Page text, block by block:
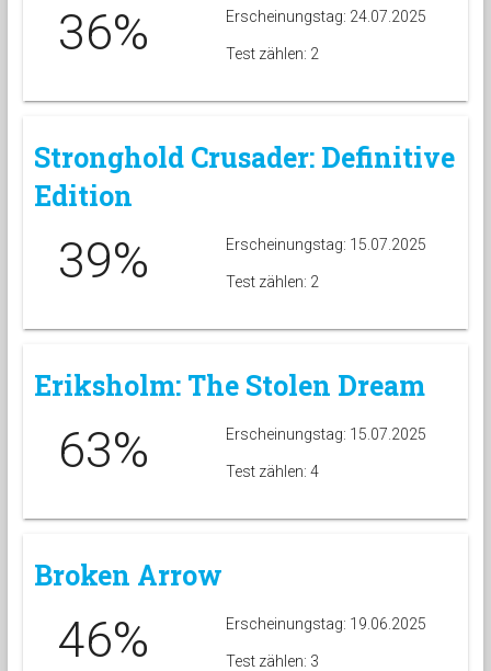
36% Erscheinungstag: 24.07.2025
Test zählen: 2
Stronghold Crusader: Definitive
Edition
39% Erscheinungstag: 15.07.2025
Test zählen: 2
Eriksholm: The Stolen Dream
63% Erscheinungstag: 15.07.2025
Test zählen: 4
Broken Arrow
46% Erscheinungstag: 19.06.2025
Test zählen: 3